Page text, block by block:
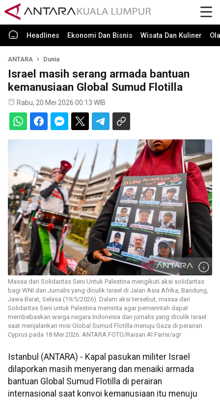
Headlines Ekonomi Dan Bisnis Wisata Dan Kuliner
ANTARA Dunia
Israel masih serang armada bantuan
kemanusiaan Global Sumud Flotilla
Rabu, 20 Mei 2026 00:13 WIB
Massa dari Solidaritas Seni Untuk Palestina mengikuti aksi solidaritas
bagi WNI dan Jurnalis yang diculik Israel di Jalan Asia Afrika, Bandung,
Jawa Barat, Selasa (19/5/2026). Dalam aksi tersebut, massa dari
Solidaritas Seni untuk Palestina meminta agar pemerintah dapat
membebaskan warga negara Indonesia dan jurnalis yang diculik Israel
saat menjalankan misi Global Sumud Flotilla menuju Gaza di perairan
Cyprus pada 18 Mei 2026. ANTARA FOTO/Raisan Al Farisi/agr
Istanbul (ANTARA) - Kapal pasukan militer Israel
dilaporkan masih menyerang dan menaiki armada
bantuan Global Sumud Flotilla di perairan
internasional saat konvoi kemanusiaan itu menuju